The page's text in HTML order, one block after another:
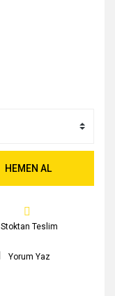
HEMEN AL
Stoktan Teslim
Yorum Yaz